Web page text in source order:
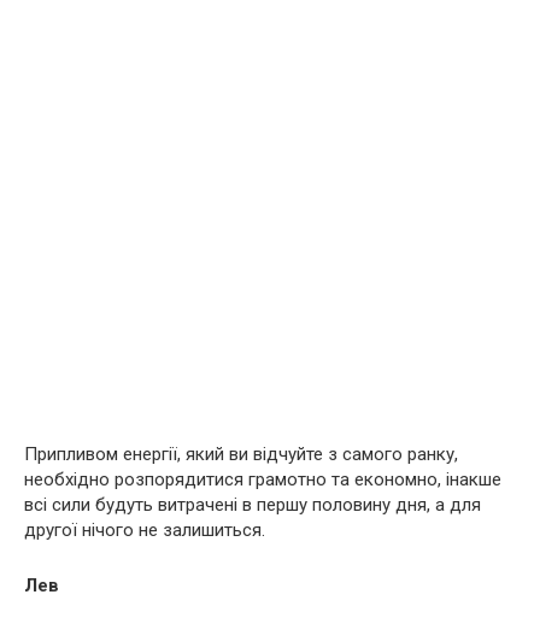
Припливом енергії, який ви відчуйте з самого ранку,
необхідно розпорядитися грамотно та економно, інакше
всі сили будуть витрачені в першу половину дня, а для
другої нічого не залишиться.
Лев